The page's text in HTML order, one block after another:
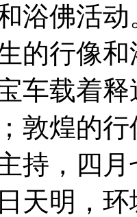
浴佛活
的行像
车载着
敦煌的
持，四
天明，